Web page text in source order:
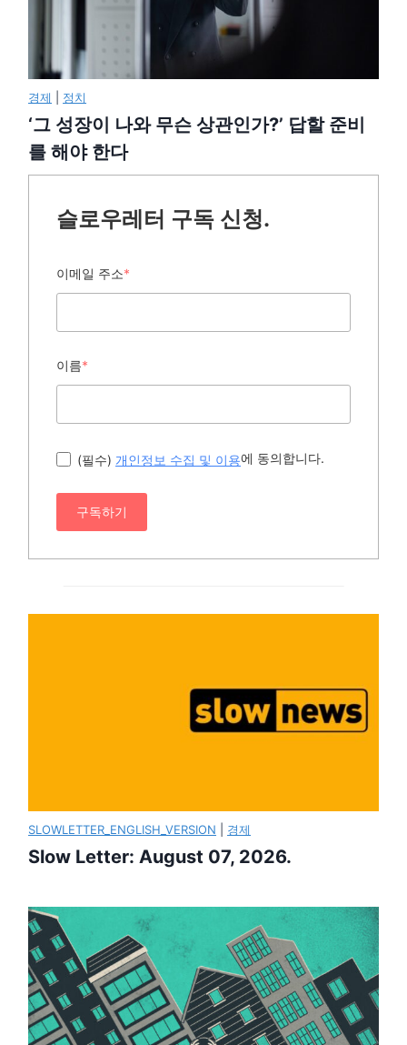
경제 정치
‘그 성장이 나와 무슨 상관인가?’ 답할 준비
를 해야 한다
슬로우레터 구독 신청.
이메일 주소*
이름*
(필수) 개인정보 수집 및 이용에 동의합니다.
구독하기
SLOWLETTER_ENGLISH_VERSION 경제
Slow Letter: August 07, 2026.